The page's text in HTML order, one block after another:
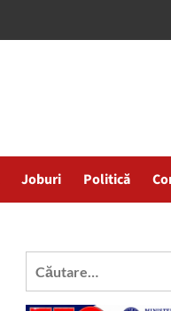
Joburi Politică
Caută